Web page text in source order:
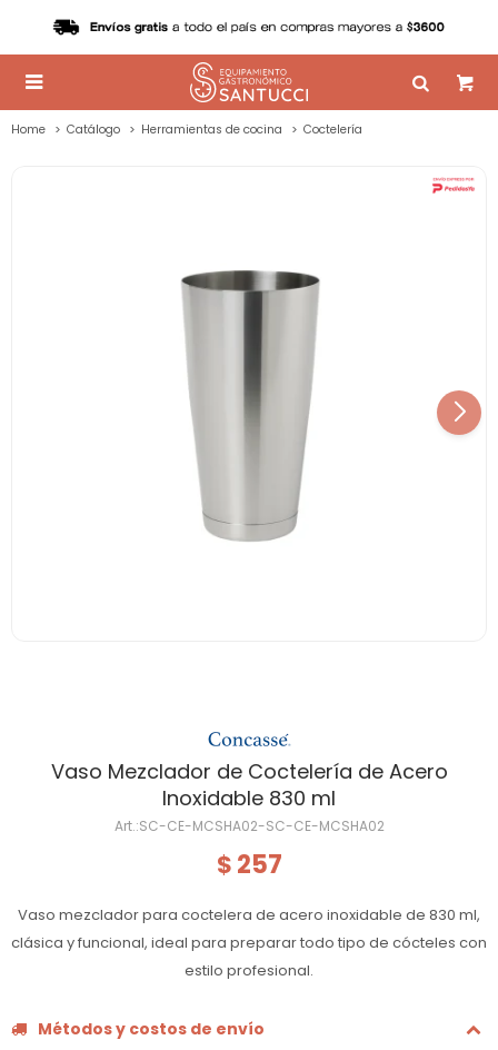

Home Catálogo Herramientas de cocina Coctelería
Vaso Mezclador de Coctelería de Acero
Inoxidable 830 ml
SC-CE-MCSHA02-SC-CE-MCSHA02
$ 257
Vaso mezclador para coctelera de acero inoxidable de 830 ml,
clásica y funcional, ideal para preparar todo tipo de cócteles con
estilo profesional.
Métodos y costos de envío